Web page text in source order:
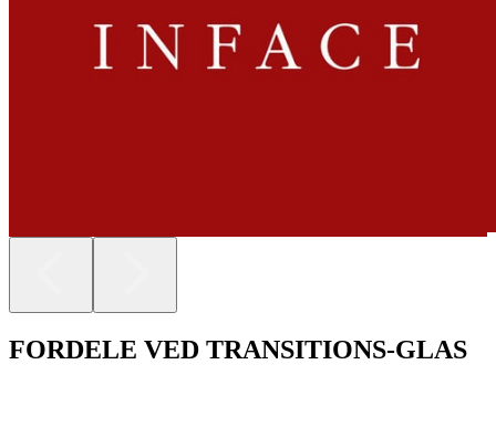
FORDELE VED TRANSITIONS-GLAS